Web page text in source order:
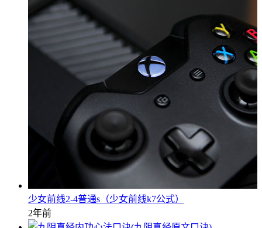
少女前线2-4普通s（少女前线k7公式）
2年前